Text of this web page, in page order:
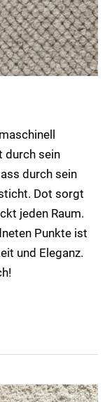
durch sein
durch sein
Dot sorgt
jeden Raum.
Punkte ist
und Eleganz.